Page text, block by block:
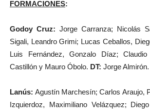
FORMACIONES:
Godoy Cruz: Jorge Carranza; Nicolás
Sigali, Leandro Grimi; Lucas Ceballos,
Luis Fernández, Gonzalo Díaz; Claudio
Castillón y Mauro Óbolo. DT: Jorge Almirón.
Lanús: Agustín Marchesín; Carlos Araujo,
Izquierdoz, Maximiliano Velázquez;